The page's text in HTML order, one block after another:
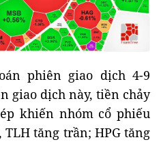
phiên giao dịch 4-9
giao dịch này, tiền chảy
khiến nhóm cổ phiếu
TLH tăng trần; HPG tăng